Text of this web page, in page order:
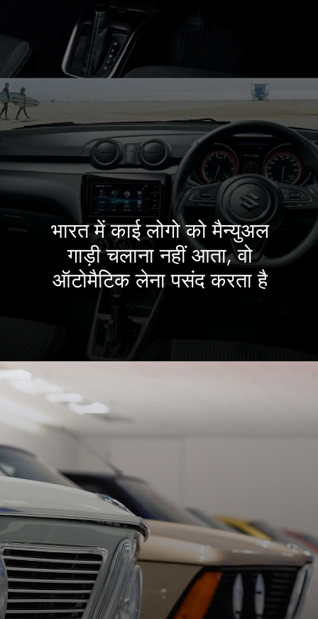
भारत में काई लोगो को मैन्युअल
गाड़ी चलाना नहीं आता, वो
ऑटोमैटिक लेना पसंद करता है